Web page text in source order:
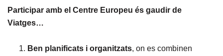
Participar amb el Centre Europeu és gaudir de
Viatges…
Ben planificats i organitzats, on es combinen